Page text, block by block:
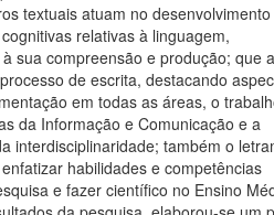
textuais atuam no
relativas à linguagem,
sua compreensão e produção; que
de escrita, destacando
em todas as áreas, o
da Informação e Comunicação e a
interdisciplinaridade; também o
habilidades e competências
e fazer científico no Ensino